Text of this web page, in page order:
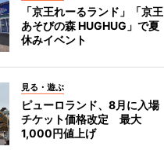
「京王れーるランド」「京王
あそびの森 HUGHUG」で夏
休みイベント
見る・遊ぶ
ピューロランド、8月に入場
チケット価格改定 最大
1,000円値上げ